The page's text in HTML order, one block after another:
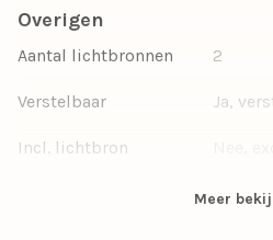
Overigen
Aantal lichtbronnen 2
Verstelbaar Ja,
Incl. lichtbron
Ja,
Meer